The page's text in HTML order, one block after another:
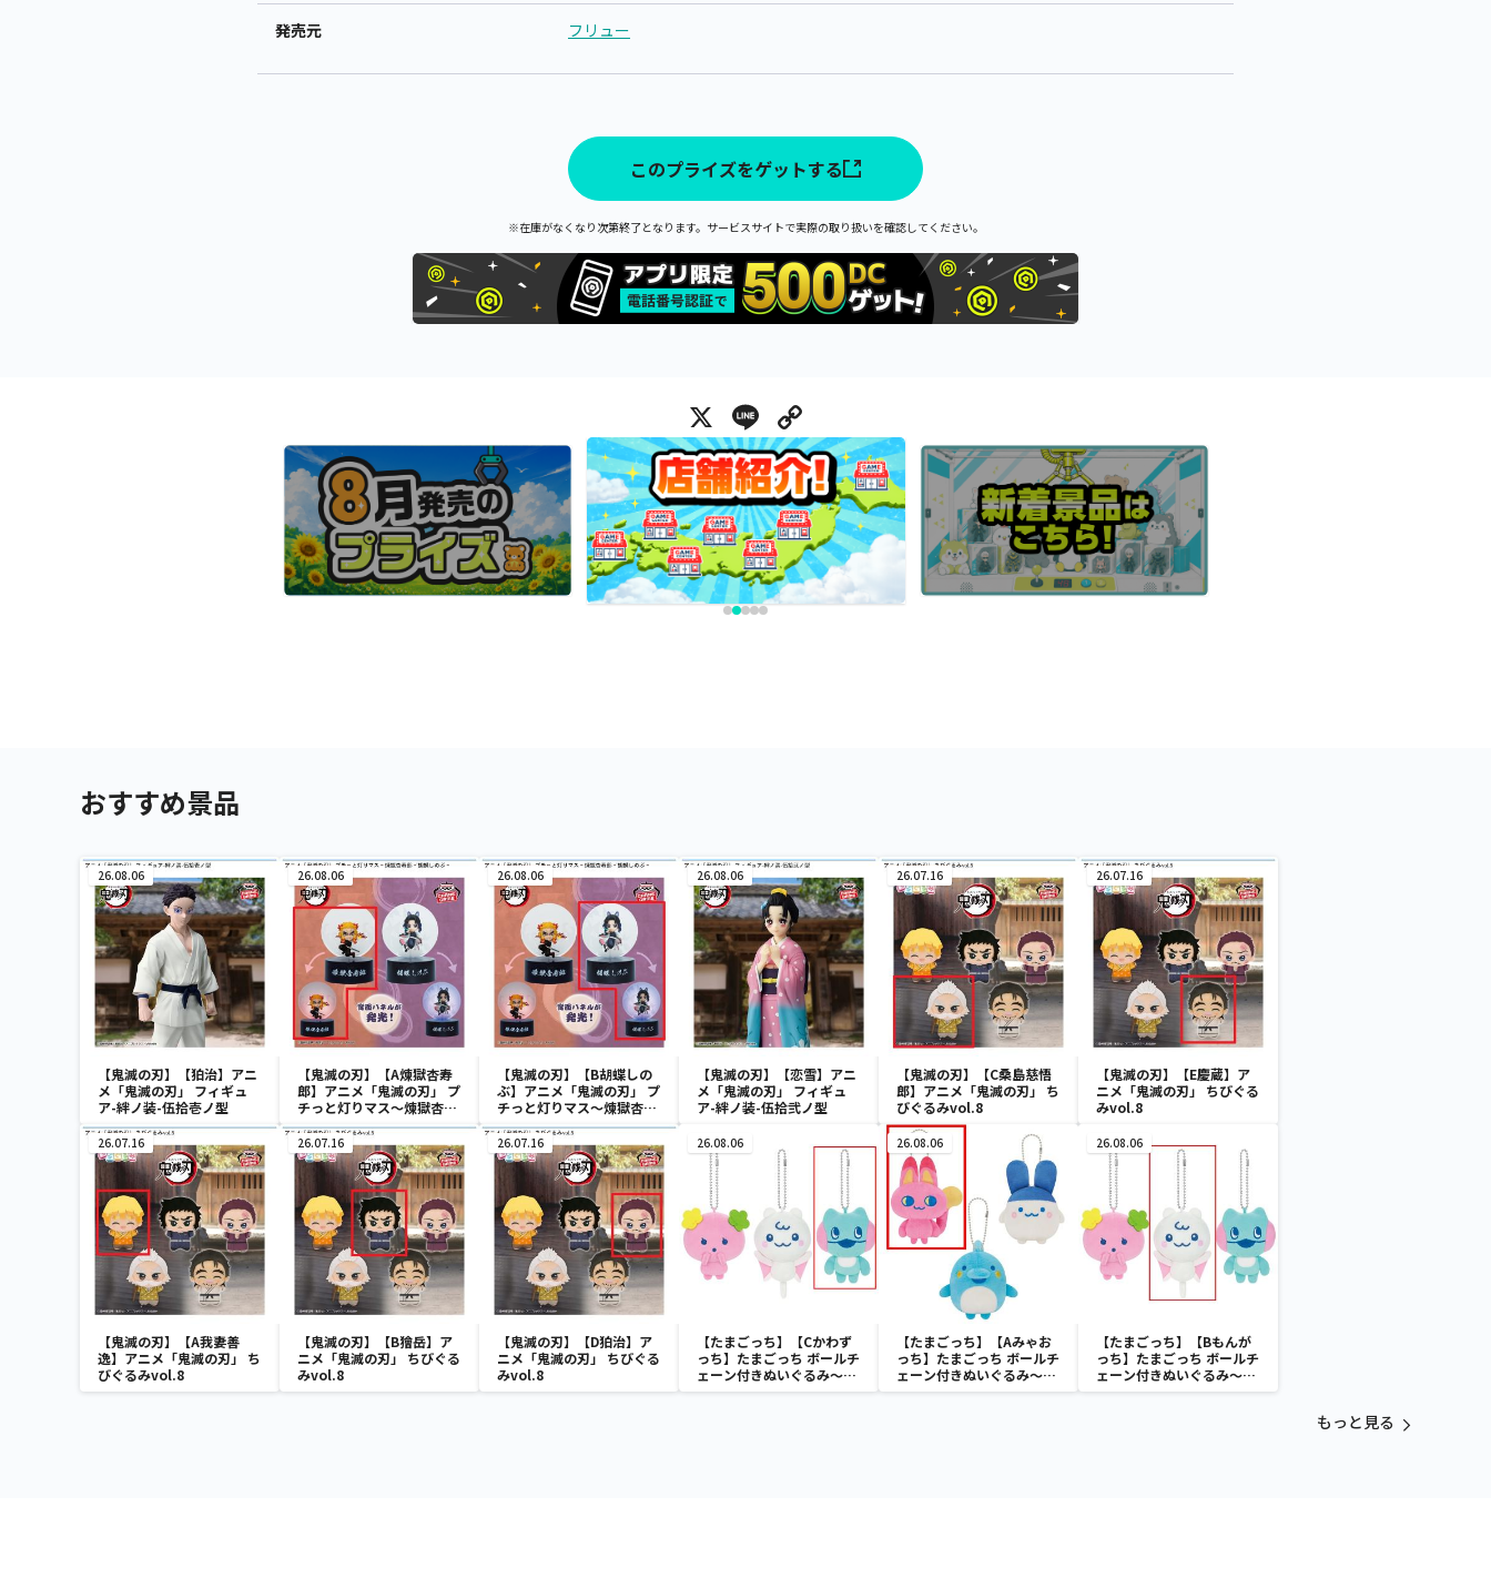
発売元 フリュー
このプライズをゲットする
※在庫がなくなり次第終了となります。サービスサイトで実際の取り扱いを確認してください。
X Line
おすすめ景品
26.08.06
【鬼滅の刃】【狛治】アニ
メ「鬼滅の刃」 フィギュ
ア-絆ノ装-伍拾壱ノ型
26.08.06
【鬼滅の刃】【A煉獄杏寿
郎】アニメ「鬼滅の刃」 プ
チっと灯りマス～煉獄杏寿
郎・胡蝶しのぶ～
26.08.06
【鬼滅の刃】【B胡蝶しの
ぶ】アニメ「鬼滅の刃」 プ
チっと灯りマス～煉獄杏寿
郎・胡蝶しのぶ～
26.08.06
【鬼滅の刃】【恋雪】アニ
メ「鬼滅の刃」 フィギュ
ア-絆ノ装-伍拾弐ノ型
26.07.16
【鬼滅の刃】【C桑島慈悟
郎】アニメ「鬼滅の刃」 ち
びぐるみvol.8
26.07.16
【鬼滅の刃】【E慶蔵】ア
ニメ「鬼滅の刃」 ちびぐる
みvol.8
26.07.16
【鬼滅の刃】【A我妻善
逸】アニメ「鬼滅の刃」 ち
びぐるみvol.8
26.07.16
【鬼滅の刃】【B獪岳】ア
ニメ「鬼滅の刃」 ちびぐる
みvol.8
26.07.16
【鬼滅の刃】【D狛治】ア
ニメ「鬼滅の刃」 ちびぐる
みvol.8
26.08.06
【たまごっち】【Cかわず
っち】たまごっち ボールチ
ェーン付きぬいぐるみ～
Tamagotchi Paradise～
26.08.06
【たまごっち】【Aみゃお
っち】たまごっち ボールチ
ェーン付きぬいぐるみ～
Tamagotchi Paradise～
26.08.06
【たまごっち】【Bもんが
っち】たまごっち ボールチ
ェーン付きぬいぐるみ～
Tamagotchi Paradise～
もっと見る